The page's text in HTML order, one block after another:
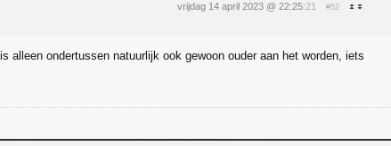
vrijdag 14 april 2023 @ 22:25:21 #52
alleen ondertussen natuurlijk ook gewoon ouder aan het worden, iets